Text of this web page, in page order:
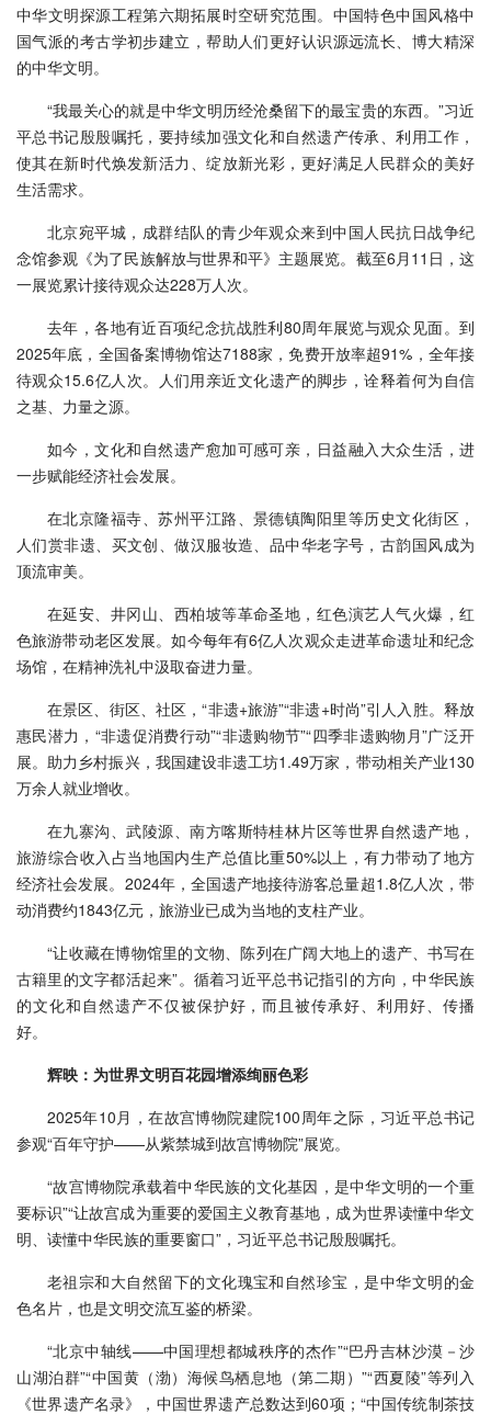
中华文明探源工程第六期拓展时空研究范围。中国特色中国风格中
国气派的考古学初步建立，帮助人们更好认识源远流长、博大精深
的中华文明。
“我最关心的就是中华文明历经沧桑留下的最宝贵的东西。”习近
平总书记殷殷嘱托，要持续加强文化和自然遗产传承、利用工作，
使其在新时代焕发新活力、绽放新光彩，更好满足人民群众的美好
生活需求。
北京宛平城，成群结队的青少年观众来到中国人民抗日战争纪
念馆参观《为了民族解放与世界和平》主题展览。截至6月11日，这
一展览累计接待观众达228万人次。
去年，各地有近百项纪念抗战胜利80周年展览与观众见面。到
2025年底，全国备案博物馆达7188家，免费开放率超91%，全年接
待观众15.6亿人次。人们用亲近文化遗产的脚步，诠释着何为自信
之基、力量之源。
如今，文化和自然遗产愈加可感可亲，日益融入大众生活，进
一步赋能经济社会发展。
在北京隆福寺、苏州平江路、景德镇陶阳里等历史文化街区，
人们赏非遗、买文创、做汉服妆造、品中华老字号，古韵国风成为
顶流审美。
在延安、井冈山、西柏坡等革命圣地，红色演艺人气火爆，红
色旅游带动老区发展。如今每年有6亿人次观众走进革命遗址和纪念
场馆，在精神洗礼中汲取奋进力量。
在景区、街区、社区，“非遗+旅游”“非遗+时尚”引人入胜。释放
惠民潜力，“非遗促消费行动”“非遗购物节”“四季非遗购物月”广泛开
展。助力乡村振兴，我国建设非遗工坊1.49万家，带动相关产业130
万余人就业增收。
在九寨沟、武陵源、南方喀斯特桂林片区等世界自然遗产地，
旅游综合收入占当地国内生产总值比重50%以上，有力带动了地方
经济社会发展。2024年，全国遗产地接待游客总量超1.8亿人次，带
动消费约1843亿元，旅游业已成为当地的支柱产业。
“让收藏在博物馆里的文物、陈列在广阔大地上的遗产、书写在
古籍里的文字都活起来”。循着习近平总书记指引的方向，中华民族
的文化和自然遗产不仅被保护好，而且被传承好、利用好、传播
好。
辉映：为世界文明百花园增添绚丽色彩
2025年10月，在故宫博物院建院100周年之际，习近平总书记
参观“百年守护——从紫禁城到故宫博物院”展览。
“故宫博物院承载着中华民族的文化基因，是中华文明的一个重
要标识”“让故宫成为重要的爱国主义教育基地，成为世界读懂中华文
明、读懂中华民族的重要窗口”，习近平总书记殷殷嘱托。
老祖宗和大自然留下的文化瑰宝和自然珍宝，是中华文明的金
色名片，也是文明交流互鉴的桥梁。
“北京中轴线——中国理想都城秩序的杰作”“巴丹吉林沙漠－沙
山湖泊群”“中国黄（渤）海候鸟栖息地（第二期）”“西夏陵”等列入
《世界遗产名录》，中国世界遗产总数达到60项；“中国传统制茶技